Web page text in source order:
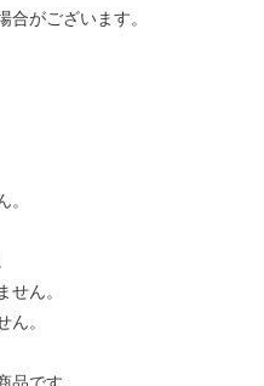
がございます。
ん。
。